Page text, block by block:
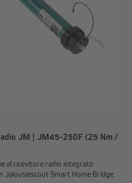
JM | JM45-250F (25 Nm /
al ricevitore radio integrato
Jalousiescout Smart Home Bridge